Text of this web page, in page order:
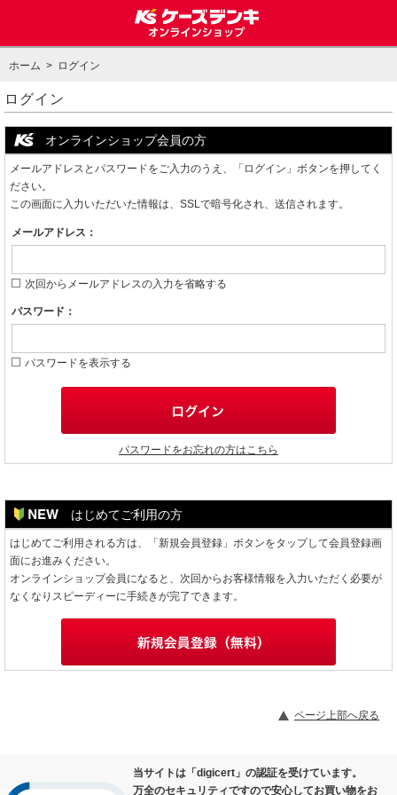
ホーム > ログイン
ログイン
オンラインショップ会員の方
メールアドレスとパスワードをご入力のうえ、「ログイン」ボタンを押してく
ださい。
この画面に入力いただいた情報は、SSLで暗号化され、送信されます。
メールアドレス：
次回からメールアドレスの入力を省略する
パスワード：
パスワードを表示する
パスワードをお忘れの方はこちら
はじめてご利用の方
はじめてご利用される方は、「新規会員登録」ボタンをタップして会員登録画
面にお進みください。
オンラインショップ会員になると、次回からお客様情報を入力いただく必要が
なくなりスピーディーに手続きが完了できます。
ページ上部へ戻る
当サイトは「digicert」の認証を受けています。
万全のセキュリティですので安心してお買い物をお